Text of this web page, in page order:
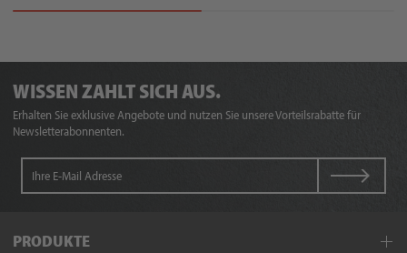
WISSEN ZAHLT SICH AUS.
Erhalten Sie exklusive Angebote und nutzen Sie unsere Vorteilsrabatte für
Newsletterabonnenten.
PRODUKTE